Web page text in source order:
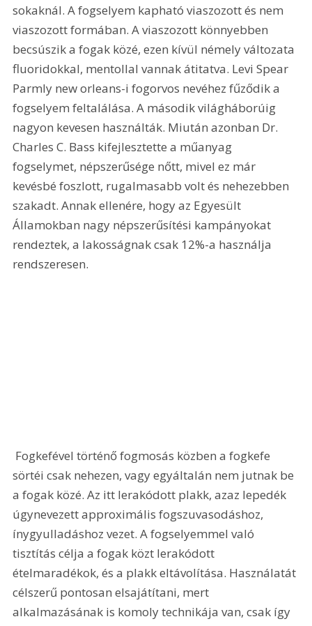
sokaknál. A fogselyem kapható viaszozott és nem
viaszozott formában. A viaszozott könnyebben
becsúszik a fogak közé, ezen kívül némely változata
fluoridokkal, mentollal vannak átitatva. Levi Spear
Parmly new orleans-i fogorvos nevéhez fűződik a
fogselyem feltalálása. A második világháborúig
nagyon kevesen használták. Miután azonban Dr.
Charles C. Bass kifejlesztette a műanyag
fogselymet, népszerűsége nőtt, mivel ez már
kevésbé foszlott, rugalmasabb volt és nehezebben
szakadt. Annak ellenére, hogy az Egyesült
Államokban nagy népszerűsítési kampányokat
rendeztek, a lakosságnak csak 12%-a használja
rendszeresen.
sörtéi csak nehezen, vagy egyáltalán nem jutnak be
a fogak közé. Az itt lerakódott plakk, azaz lepedék
úgynevezett approximális fogszuvasodáshoz,
ínygyulladáshoz vezet. A fogselyemmel való
tisztítás célja a fogak közt lerakódott
ételmaradékok, és a plakk eltávolítása. Használatát
célszerű pontosan elsajátítani, mert
alkalmazásának is komoly technikája van, csak így